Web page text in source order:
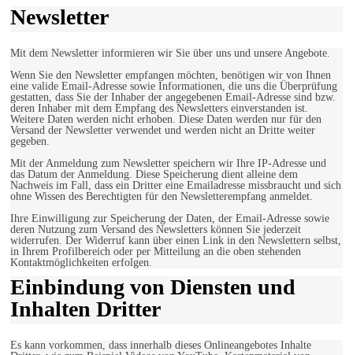
Newsletter
Mit dem Newsletter informieren wir Sie über uns und unsere Angebote.
Wenn Sie den Newsletter empfangen möchten, benötigen wir von Ihnen
eine valide Email-Adresse sowie Informationen, die uns die Überprüfung
gestatten, dass Sie der Inhaber der angegebenen Email-Adresse sind bzw.
deren Inhaber mit dem Empfang des Newsletters einverstanden ist.
Weitere Daten werden nicht erhoben. Diese Daten werden nur für den
Versand der Newsletter verwendet und werden nicht an Dritte weiter
gegeben.
Mit der Anmeldung zum Newsletter speichern wir Ihre IP-Adresse und
das Datum der Anmeldung. Diese Speicherung dient alleine dem
Nachweis im Fall, dass ein Dritter eine Emailadresse missbraucht und sich
ohne Wissen des Berechtigten für den Newsletterempfang anmeldet.
Ihre Einwilligung zur Speicherung der Daten, der Email-Adresse sowie
deren Nutzung zum Versand des Newsletters können Sie jederzeit
widerrufen. Der Widerruf kann über einen Link in den Newslettern selbst,
in Ihrem Profilbereich oder per Mitteilung an die oben stehenden
Kontaktmöglichkeiten erfolgen.
Einbindung von Diensten und
Inhalten Dritter
Es kann vorkommen, dass innerhalb dieses Onlineangebotes Inhalte